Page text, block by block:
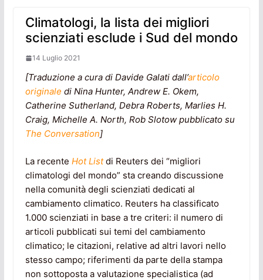
Climatologi, la lista dei migliori
scienziati esclude i Sud del mondo
14 Luglio 2021
[Traduzione a cura di Davide Galati dall’articolo
originale di Nina Hunter, Andrew E. Okem,
Catherine Sutherland, Debra Roberts, Marlies H.
Craig, Michelle A. North, Rob Slotow pubblicato su
The Conversation]
La recente Hot Listdi Reuters dei “migliori
climatologi del mondo” sta creando discussione
nella comunità degli scienziati dedicati al
cambiamento climatico. Reuters ha classificato
1.000 scienziati in base a tre criteri: il numero di
articoli pubblicati sui temi del cambiamento
climatico; le citazioni, relative ad altri lavori nello
stesso campo; riferimenti da parte della stampa
non sottoposta a valutazione specialistica (ad